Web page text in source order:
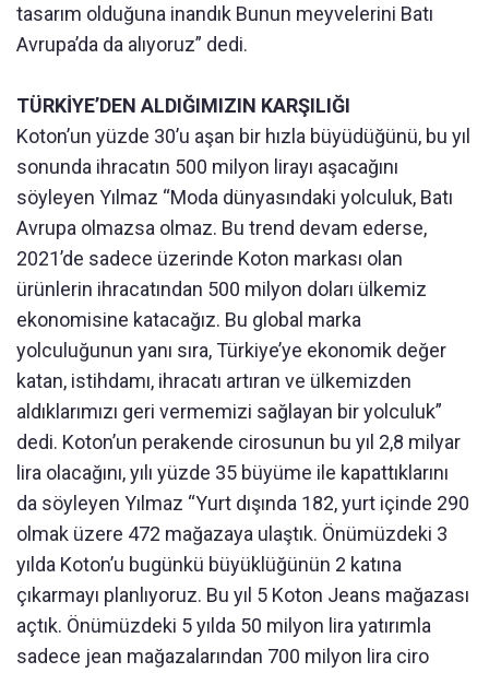
tasarım olduğuna inandık Bunun meyvelerini Batı
Avrupa’da da alıyoruz” dedi.
TÜRKİYE’DEN ALDIĞIMIZIN KARŞILIĞI
Koton’un yüzde 30’u aşan bir hızla büyüdüğünü, bu yıl
sonunda ihracatın 500 milyon lirayı aşacağını
söyleyen Yılmaz “Moda dünyasındaki yolculuk, Batı
Avrupa olmazsa olmaz. Bu trend devam ederse,
2021’de sadece üzerinde Koton markası olan
ürünlerin ihracatından 500 milyon doları ülkemiz
ekonomisine katacağız. Bu global marka
yolculuğunun yanı sıra, Türkiye’ye ekonomik değer
katan, istihdamı, ihracatı artıran ve ülkemizden
aldıklarımızı geri vermemizi sağlayan bir yolculuk”
dedi. Koton’un perakende cirosunun bu yıl 2,8 milyar
lira olacağını, yılı yüzde 35 büyüme ile kapattıklarını
da söyleyen Yılmaz “Yurt dışında 182, yurt içinde 290
olmak üzere 472 mağazaya ulaştık. Önümüzdeki 3
yılda Koton’u bugünkü büyüklüğünün 2 katına
çıkarmayı planlıyoruz. Bu yıl 5 Koton Jeans mağazası
açtık. Önümüzdeki 5 yılda 50 milyon lira yatırımla
sadece jean mağazalarından 700 milyon lira ciro